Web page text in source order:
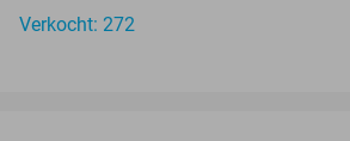
Verkocht: 272